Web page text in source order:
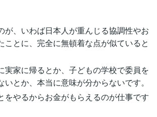
が、いわば日本人が重んじる協調性やお
ことに、完全に無頓着な点が似ていると
実家に帰るとか、子どもの学校で委員を
とか、本当に意味が分からないです。
をやるからお金がもらえるのが仕事です